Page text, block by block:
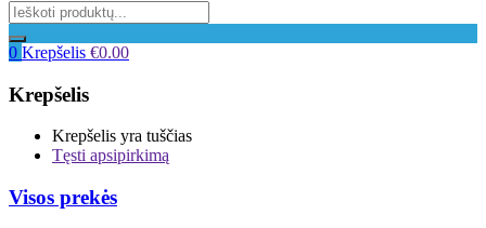
0 Krepšelis €0.00
Krepšelis
Krepšelis yra tuščias
Tęsti apsipirkimą
Visos prekės